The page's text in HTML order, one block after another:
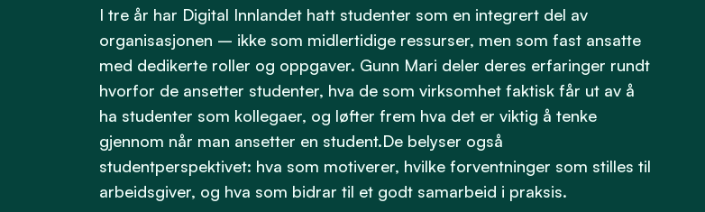
I tre år har Digital Innlandet hatt studenter som en integrert del av
organisasjonen – ikke som midlertidige ressurser, men som fast ansatte
med dedikerte roller og oppgaver. Gunn Mari deler deres erfaringer rundt
hvorfor de ansetter studenter, hva de som virksomhet faktisk får ut av å
ha studenter som kollegaer, og løfter frem hva det er viktig å tenke
gjennom når man ansetter en student.De belyser også
studentperspektivet: hva som motiverer, hvilke forventninger som stilles til
arbeidsgiver, og hva som bidrar til et godt samarbeid i praksis.